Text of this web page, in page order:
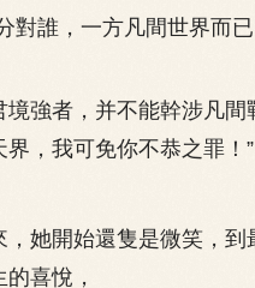
誰，一方凡間世界而已
者，并不能幹涉凡間
，我可免你不恭之罪！”
開始還隻是微笑，到
喜悅，